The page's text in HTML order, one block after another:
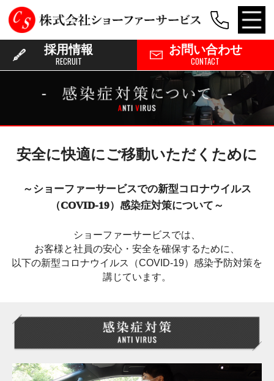
採用情報
RECRUIT
お問い合わせ
CONTACT
安全に快適にご移動いただくために
～ショーファーサービスでの新型コロナウイルス
（COVID-19）感染症対策について～
ショーファーサービスでは、
お客様と社員の安心・安全を確保するために、
以下の新型コロナウイルス（COVID-19）感染予防対策を
講じています。